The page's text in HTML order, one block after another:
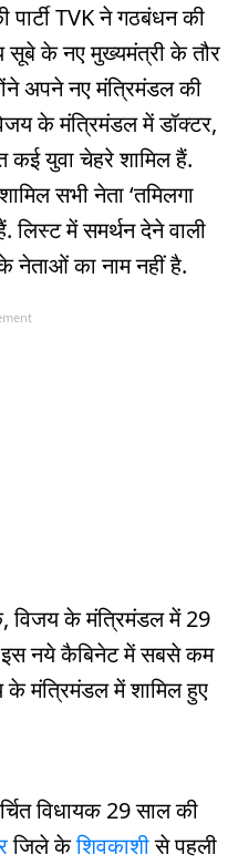
TVK ने गठबंधन की
सूबे के नए मुख्यमंत्री के तौर
अपने नए मंत्रिमंडल की
के मंत्रिमंडल में डॉक्टर,
युवा चेहरे शामिल हैं.
सभी नेता ‘तमिलगा
लिस्ट में समर्थन देने वाली
नेताओं का नाम नहीं है.
विजय के मंत्रिमंडल में 29
इस नये कैबिनेट में सबसे कम
के मंत्रिमंडल में शामिल हुए
विधायक 29 साल की
जिले केशिवकाशीसे पहली